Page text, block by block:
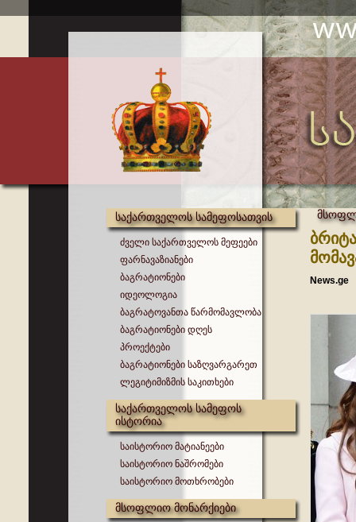
საქართველოს სამეფოსათვის
ძველი საქართველოს მეფეები
ფარნავაზიანები
ბაგრატიონები
იდეოლოგია
ბაგრატოვანთა წარმომავლობა
ბაგრატიონები დღეს
პროექტები
ბაგრატიონები საზღვარგარეთ
ლეგიტიმიზმის საკითხები
საქართველოს სამეფოს
ისტორია
საისტორიო მატიანეები
საისტორიო ნაშრომები
საისტორიო მოთხრობები
მსოფლიო მონარქიები
News.ge